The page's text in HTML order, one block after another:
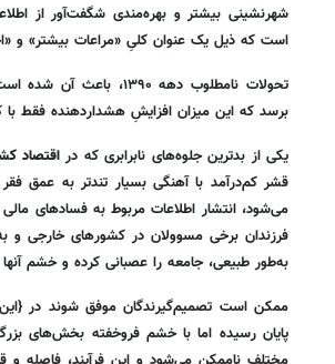
شهرنشینی بیشتر و بهره‌مندی شگفت‌آور از
است که ذیل یک عنوان کلیِ «مراعات بیشتر» و
برسد که این میزان افزایشِ هشداردهنده فقط
یکی از بدترین جلوه‌های نابرابری که در اقتصاد
قشر کم‌درآمد با آهنگی بسیار تندتر به عمق
می‌شود، انتشار اطلاعات مربوط به فسادهای
فرزندان برخی مسوولان در کشورهای خارجی و
به‌طور طبیعی، جامعه را عصبانی کرده و خشم آنها
ممکن است تصمیم‌گیرندگان موفق شوند در
پایان رسیده اما با خشم فروخفته بخش‌های